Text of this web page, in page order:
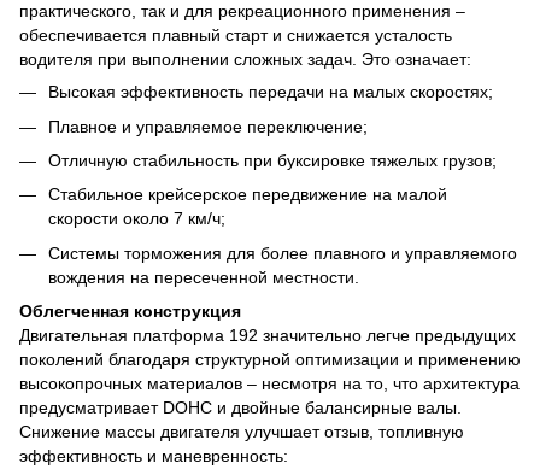
практического, так и для рекреационного применения –
обеспечивается плавный старт и снижается усталость
водителя при выполнении сложных задач. Это означает:
Высокая эффективность передачи на малых скоростях;
Плавное и управляемое переключение;
Отличную стабильность при буксировке тяжелых грузов;
Стабильное крейсерское передвижение на малой
скорости около 7 км/ч;
Системы торможения для более плавного и управляемого
вождения на пересеченной местности.
Облегченная конструкция
Двигательная платформа 192 значительно легче предыдущих
поколений благодаря структурной оптимизации и применению
высокопрочных материалов – несмотря на то, что архитектура
предусматривает DOHC и двойные балансирные валы.
Снижение массы двигателя улучшает отзыв, топливную
эффективность и маневренность: